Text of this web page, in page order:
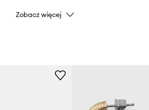
Kod producenta
Marka
Zobacz więcej